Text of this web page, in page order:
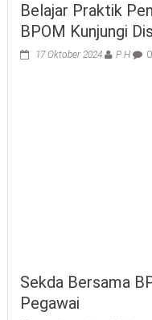
Belajar Praktik
BPOM Kunjungi
17 Oktober 2024 P H 0
Sekda Bersama
Pegawai